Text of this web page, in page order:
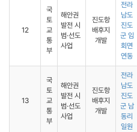
12
국
토
교
통
부
해안권
발전 시
범·선도
사업
진도항
배후지
개발
전라
남도
진도
군 임
회면
연동
13
국
토
교
통
부
해안권
발전 시
범·선도
사업
진도항
배후지
개발
전라
남도
진도
군 남
동리
일원